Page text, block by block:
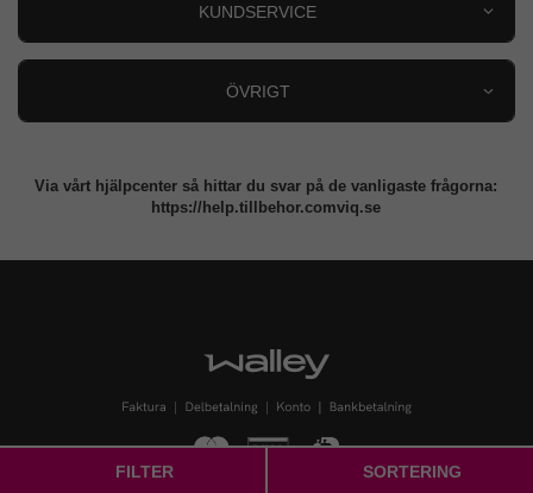
FILTER SORTERING
KUNDSERVICE
ÖVRIGT
Integritetspolicy
Via vårt hjälpcenter så hittar du svar på de vanligaste frågorna:
https://help.tillbehor.comviq.se